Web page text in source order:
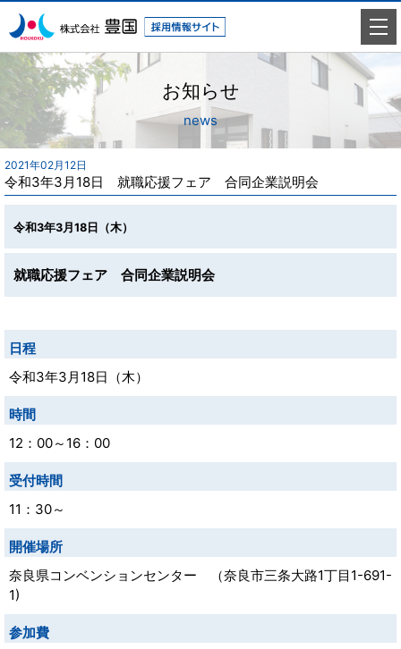
お知らせ
news
2021年02月12日
令和3年3月18日 就職応援フェア 合同企業説明会
令和3年3月18日（木）
就職応援フェア 合同企業説明会
日程
令和3年3月18日（木）
時間
12：00～16：00
受付時間
11：30～
開催場所
奈良県コンベンションセンター （奈良市三条大路1丁目1-691-
1)
参加費